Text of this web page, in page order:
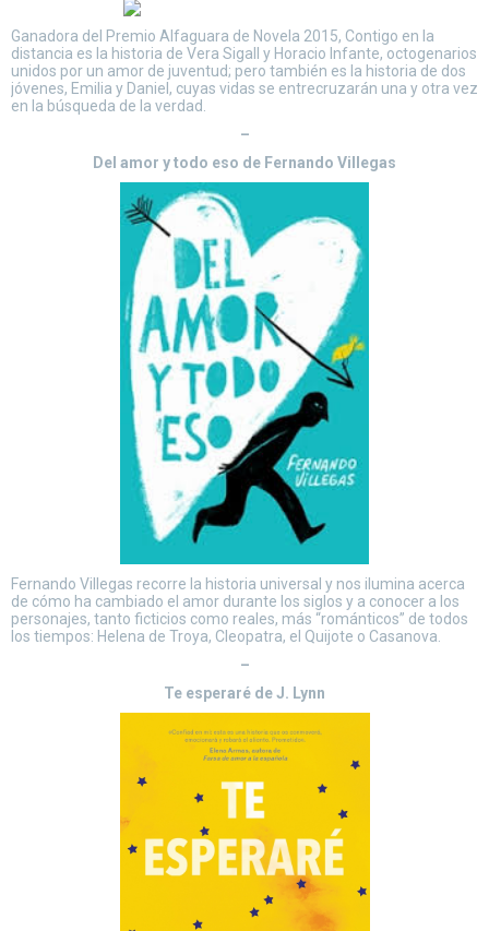
Ganadora del Premio Alfaguara de Novela 2015, Contigo en la
distancia es la historia de Vera Sigall y Horacio Infante, octogenarios
unidos por un amor de juventud; pero también es la historia de dos
jóvenes, Emilia y Daniel, cuyas vidas se entrecruzarán una y otra vez
en la búsqueda de la verdad.
–
Del amor y todo eso de Fernando Villegas
Fernando Villegas recorre la historia universal y nos ilumina acerca
de cómo ha cambiado el amor durante los siglos y a conocer a los
personajes, tanto ficticios como reales, más “románticos” de todos
los tiempos: Helena de Troya, Cleopatra, el Quijote o Casanova.
–
Te esperaré de J. Lynn